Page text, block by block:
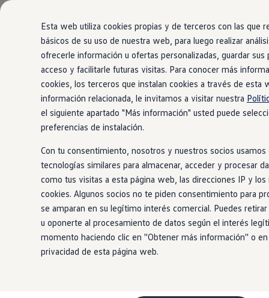
Esta web utiliza cookies propias y de terceros con las que
básicos de su uso de nuestra web, para luego realizar
ofrecerle información u ofertas personalizadas, guardar sus
acceso y facilitarle futuras visitas. Para conocer más
cookies, los terceros que instalan cookies a través de esta
información relacionada, le invitamos a visitar nuestra
el siguiente apartado "Más información" usted puede
preferencias de instalación.
Con tu consentimiento, nosotros y nuestros socios usamos
tecnologías similares para almacenar, acceder y procesar
como tus visitas a esta página web, las direcciones IP y
cookies. Algunos socios no te piden consentimiento para
se amparan en su legítimo interés comercial. Puedes
u oponerte al procesamiento de datos según el interés
momento haciendo clic en ''Obtener más información'' o
privacidad de esta página web.
Ir
directamente
al contenido
Ir
directamente
al pie de
página
Nueva Caddy
Nueva Caddy Cargo
Nueva Caddy California
Nueva California
Configura tu Volkswagen
Volkswagen de Ocasión
Ofertas y promociones
Vehículos de ocasión
Renueva tu Volkswagen
Financiación Volkswagen
Concursos Volkswagen Comerciales
Movilidad Eléctrica
Vehículos eléctricos disponibles
Vehículos híbridos enchufables
Clientes
Actualiza tu vehículo gratis
Buscador de concesionario y taller
Accessorios
Información útil
Viajar en coche
WLTP
Guía de mantenimiento